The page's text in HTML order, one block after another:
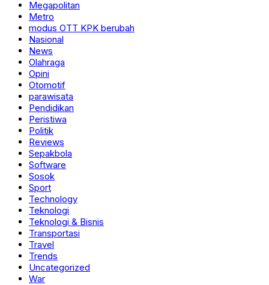
Megapolitan
Metro
modus OTT KPK berubah
Nasional
News
Olahraga
Opini
Otomotif
parawisata
Pendidikan
Peristiwa
Politik
Reviews
Sepakbola
Software
Sosok
Sport
Technology
Teknologi
Teknologi & Bisnis
Transportasi
Travel
Trends
Uncategorized
War